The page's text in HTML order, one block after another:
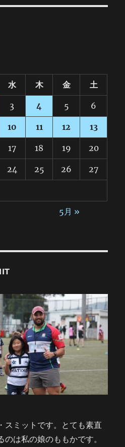
水 木 金 土
3 4 5 6
10 11 12 13
17 18 19 20
24 25 26 27
5月 »
スミットです。とても素直
は私の娘のももかです。